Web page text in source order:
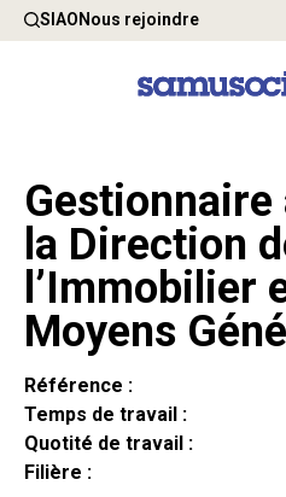
SIAONous rejoindre
Gestionnaire
la Direction
l’Immobilier
Moyens
Référence :
Temps de travail :
Quotité de travail :
Filière :